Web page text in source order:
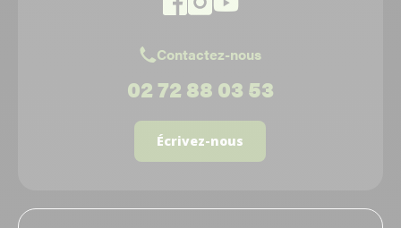
Contactez-nous
02 72 88 03 53
Écrivez-nous